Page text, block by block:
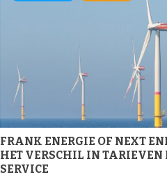
FRANK ENERGIE OF NEXT
HET VERSCHIL IN TARIEVEN
SERVICE